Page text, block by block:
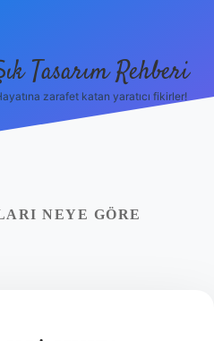
Tasarım Rehberi
zarafet katan yaratıcı fikirler!
NEYE GÖRE